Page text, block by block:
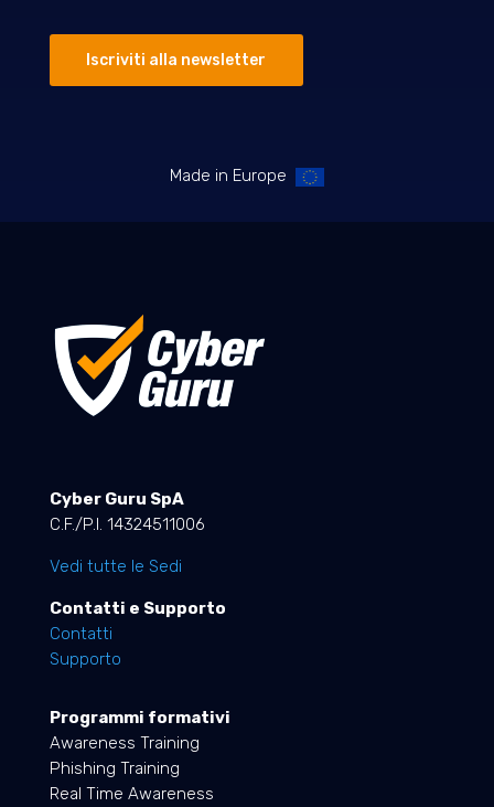
Iscriviti alla newsletter
Made in Europe
Cyber Guru SpA
C.F./P.I. 14324511006
Vedi tutte le Sedi
Contatti e Supporto
Contatti
Supporto
Programmi formativi
Awareness Training
Phishing Training
Real Time Awareness